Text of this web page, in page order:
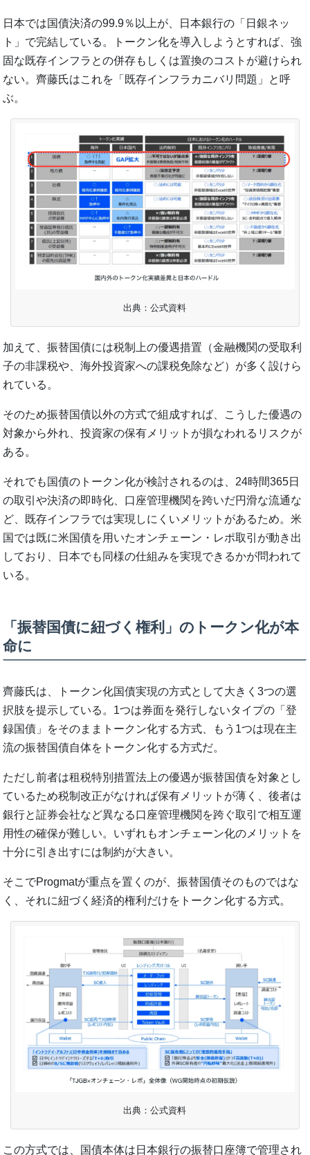
日本では国債決済の99.9％以上が、日本銀行の「日銀ネッ
ト」で完結している。トークン化を導入しようとすれば、強
固な既存インフラとの併存もしくは置換のコストが避けられ
ない。齊藤氏はこれを「既存インフラカニバリ問題」と呼
ぶ。
出典：公式資料
加えて、振替国債には税制上の優遇措置（金融機関の受取利
子の非課税や、海外投資家への課税免除など）が多く設けら
れている。
そのため振替国債以外の方式で組成すれば、こうした優遇の
対象から外れ、投資家の保有メリットが損なわれるリスクが
ある。
それでも国債のトークン化が検討されるのは、24時間365日
の取引や決済の即時化、口座管理機関を跨いだ円滑な流通な
ど、既存インフラでは実現しにくいメリットがあるため。米
国では既に米国債を用いたオンチェーン・レポ取引が動き出
しており、日本でも同様の仕組みを実現できるかが問われて
いる。
「振替国債に紐づく権利」のトークン化が本
命に
齊藤氏は、トークン化国債実現の方式として大きく3つの選
択肢を提示している。1つは券面を発行しないタイプの「登
録国債」をそのままトークン化する方式、もう1つは現在主
流の振替国債自体をトークン化する方式だ。
ただし前者は租税特別措置法上の優遇が振替国債を対象とし
ているため税制改正がなければ保有メリットが薄く、後者は
銀行と証券会社など異なる口座管理機関を跨ぐ取引で相互運
用性の確保が難しい。いずれもオンチェーン化のメリットを
十分に引き出すには制約が大きい。
そこでProgmatが重点を置くのが、振替国債そのものではな
く、それに紐づく経済的権利だけをトークン化する方式。
出典：公式資料
この方式では、国債本体は日本銀行の振替口座簿で管理され